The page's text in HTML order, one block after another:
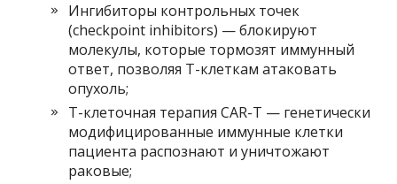
Ингибиторы контрольных точек
(checkpoint inhibitors) — блокируют
молекулы, которые тормозят иммунный
ответ, позволяя Т-клеткам атаковать
опухоль;
Т-клеточная терапия CAR-T — генетически
модифицированные иммунные клетки
пациента распознают и уничтожают
раковые;